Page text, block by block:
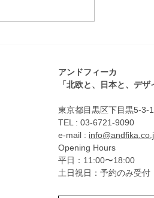
アンドフィーカ
「北欧と、日本と、デザ
東京都目黒区下目黒5-3-
TEL : 03-6721-9090
e-mail :
Opening Hours
平日：11:00〜18:00
土日祝日：予約のみ受付